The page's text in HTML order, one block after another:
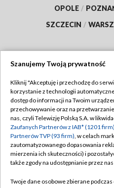
OPOLE /
SZCZECIN /
Abonament TVP
Emisja w TVP
Centrum informacji TVP
Naziemna Telewizja
Polityka
Moje
Szanujemy Twoją prywatność
Kliknij "Akceptuję i przechodzę do
korzystanie z technologii
dostęp do informacji na Twoim
przechowywanie oraz na
nas, czyli Telewizję Polską S.A. w
Zaufanych Partnerów z IAB* (1201 firm)
Partnerów TVP (93 firm), w celach
zautomatyzowanego dopasowania
mierzenia ich skuteczności) i
także zgody na udostępnianie przez
Twoje dane osobowe zbierane